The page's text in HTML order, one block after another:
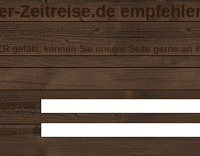
Zeitreise.de
gefällt, können Sie unsere Seite gerne an